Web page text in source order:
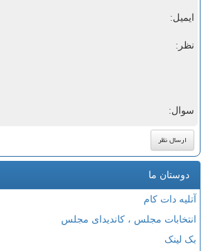
ایمیل:
نظر:
سوال:
دوستان ما
آتلیه دات کام
انتخابات مجلس ، کاندیدای مجلس
بک لینک